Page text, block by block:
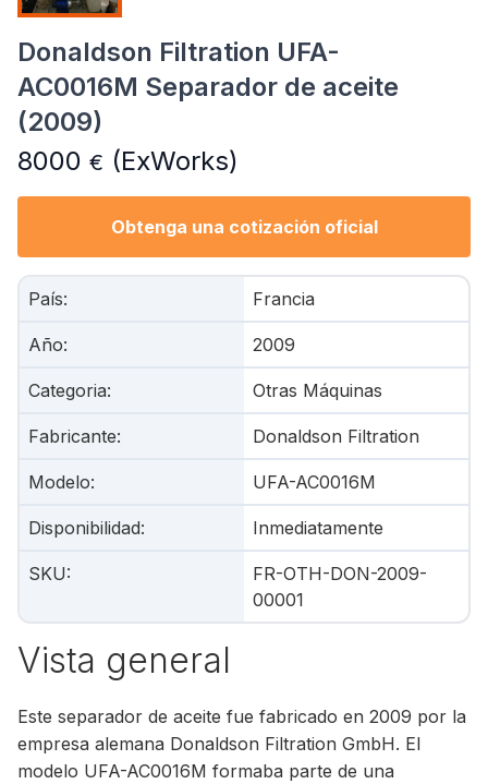
Donaldson Filtration UFA-
AC0016M Separador de aceite
(2009)
8000 € (ExWorks)
Obtenga una cotización oficial
País: Francia
Año: 2009
Categoria: Otras Máquinas
Fabricante: Donaldson Filtration
Modelo: UFA-AC0016M
Disponibilidad: Inmediatamente
SKU:
FR-OTH-DON-2009-
00001
Vista general
Este separador de aceite fue fabricado en 2009 por la
empresa alemana Donaldson Filtration GmbH. El
modelo UFA-AC0016M formaba parte de una